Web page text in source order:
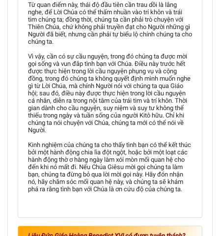
Từ quan điểm này, thái độ đầu tiên cần trau dồi là lắng
nghe, để Lời Chúa có thể thấm nhuần vào trí khôn và trái
tim chúng ta; đồng thời, chúng ta cần phải trò chuyện với
Thiên Chúa, chứ không phải truyền đạt cho Người những gì
Người đã biết, nhưng cần phải tự biểu lộ chính chúng ta cho
chúng ta.
Vì vậy, cần có sự cầu nguyện, trong đó chúng ta được mời
gọi sống và vun đắp tình bạn với Chúa. Điều này trước hết
được thực hiện trong lời cầu nguyện phụng vụ và cộng
đồng, trong đó chúng ta không quyết định mình muốn nghe
gì từ Lời Chúa, mà chính Người nói với chúng ta qua Giáo
hội; sau đó, điều này được thực hiện trong lời cầu nguyện
cá nhân, diễn ra trong nội tâm của trái tim và trí khôn. Thời
gian dành cho cầu nguyện, suy niệm và suy tư không thể
thiếu trong ngày và tuần sống của người Kitô hữu. Chỉ khi
chúng ta nói chuyện với Chúa, chúng ta mới có thể nói về
Người.
Kinh nghiệm của chúng ta cho thấy tình bạn có thể kết thúc
bởi một hành động chia lìa đột ngột, hoặc bởi một loạt các
hành động thờ ơ hàng ngày làm xói mòn mối quan hệ cho
đến khi nó mất đi. Nếu Chúa Giêsu mời gọi chúng ta làm
bạn, chúng ta đừng bỏ qua lời mời gọi này. Hãy đón nhận
nó, hãy chăm sóc mối quan hệ này, và chúng ta sẽ khám
phá ra rằng tình bạn với Chúa là ơn cứu độ của chúng ta.